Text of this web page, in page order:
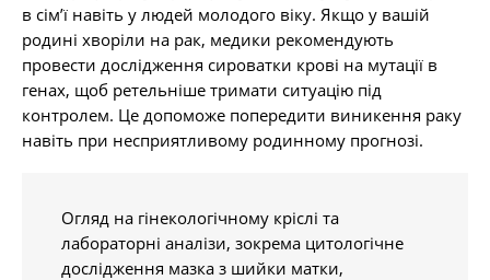
в сім’ї навіть у людей молодого віку. Якщо у вашій
родині хворіли на рак, медики рекомендують
провести дослідження сироватки крові на мутації в
генах, щоб ретельніше тримати ситуацію під
контролем. Це допоможе попередити виникення раку
навіть при несприятливому родинному прогнозі.
Огляд на гінекологічному кріслі та
лабораторні аналізи, зокрема цитологічне
дослідження мазка з шийки матки,